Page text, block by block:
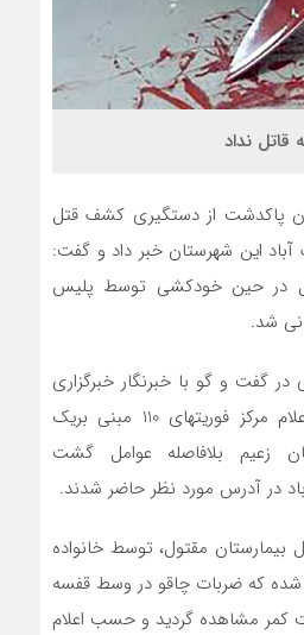
نداد
پاکدشت از دستگيري کشف قتل
این شهرستان خبر داد و گفت:
در حین خودکشی توسط پلیس
شد.
گفت و گو با خبرنگار خبرگزاری
پليس اظهارداشت:طي اعلام مرکز فوريتهاي 110 مبني بريک
زعيم بلافاصله عوامل گشت
در آدرس مورد نظر حاضر شدند.
بيمارستان مقتول، توسط خانواده
شده که ضربات چاقو در وسط قفسه
مشاهده گرديد و حسب اعلام